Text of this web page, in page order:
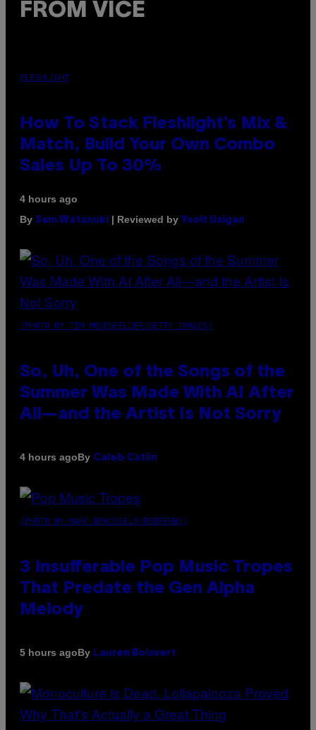
FROM VICE
FLESHLIGHT
How To Stack Fleshlight’s Mix &
Match, Build Your Own Combo
Sales Up To 30%
4 hours ago
By Sam Watanuki | Reviewed by Ysolt Usigan
(PHOTO BY TIM MOSENFELDER/GETTY IMAGES)
So, Uh, One of the Songs of the
Summer Was Made With AI After
All—and the Artist Is Not Sorry
4 hours agoBy Caleb Catlin
(PHOTO BY MARC BROUSSELY/REDFERNS)
3 Insufferable Pop Music Tropes
That Predate the Gen Alpha
Melody
5 hours agoBy Lauren Boisvert